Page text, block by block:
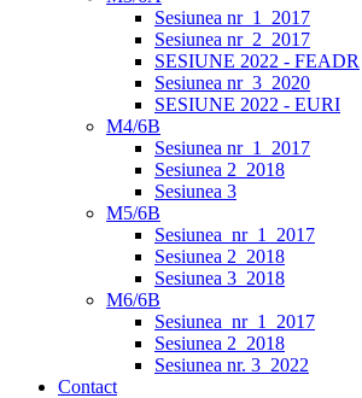
Sesiunea nr_1_2017
Sesiunea nr_2_2017
SESIUNE 2022 - FEADR
Sesiunea nr_3_2020
SESIUNE 2022 - EURI
M4/6B
Sesiunea nr_1_2017
Sesiunea 2_2018
Sesiunea 3
M5/6B
Sesiunea_nr_1_2017
Sesiunea 2_2018
Sesiunea 3_2018
M6/6B
Sesiunea_nr_1_2017
Sesiunea 2_2018
Sesiunea nr. 3_2022
Contact